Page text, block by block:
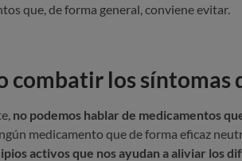
que, de forma general, conviene evitar.
combatir los síntomas
no podemos hablar de medicamentos
medicamento que de forma eficaz
activos que nos ayudan a aliviar los